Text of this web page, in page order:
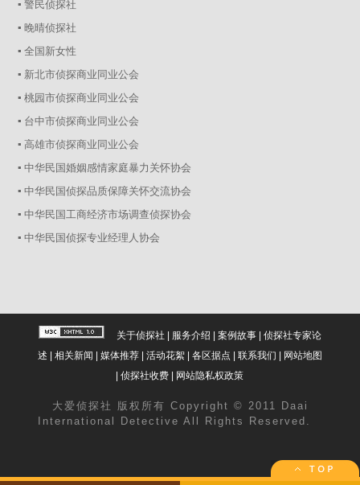
▪ 警民侦探社
▪ 晚晴侦探社
▪ 全国新女性
▪ 新北市侦探商业同业公会
▪ 桃园市侦探商业同业公会
▪ 台中市侦探商业同业公会
▪ 高雄市侦探商业同业公会
▪ 中华民国婚姻感情家庭暴力关怀协会
▪ 中华民国侦探品质保障关怀交流协会
▪ 中华民国工商经济市场调查侦探协会
▪ 中华民国侦探专业经理人协会
关于侦探社 服务介绍 案例故事| 侦探社专家论
述
相关新闻 媒体推荐| 活动花絮| 各区据点 联系我们
网站地图
|侦探社收费 网站隐私权政策
大爱 侦探社
版权所有 Copyright © 2011 Daai
International Detective All Rights Reserved.